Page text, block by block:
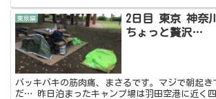
東京編
2日目 東京 神奈
ちょっと贅沢…
バッキバキの筋肉痛、まさるです。マジで朝起き
だ… 昨日泊まったキャンプ場は羽田空港に近く